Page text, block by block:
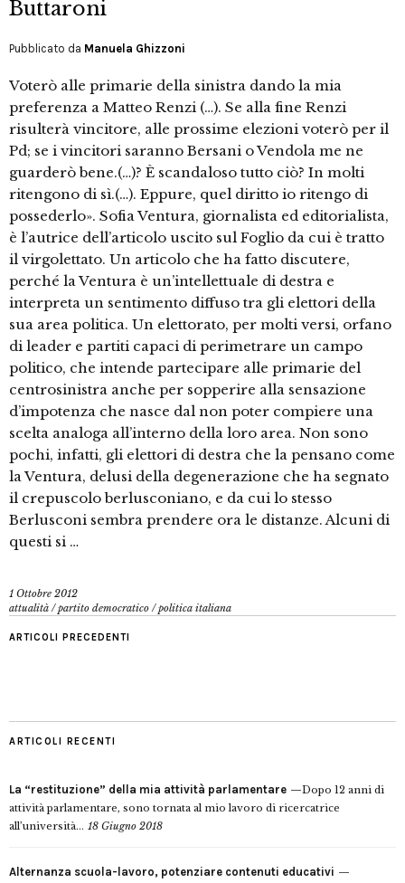
Buttaroni
Pubblicato da Manuela Ghizzoni
Voterò alle primarie della sinistra dando la mia
preferenza a Matteo Renzi (…). Se alla fine Renzi
risulterà vincitore, alle prossime elezioni voterò per il
Pd; se i vincitori saranno Bersani o Vendola me ne
guarderò bene.(…)? È scandaloso tutto ciò? In molti
ritengono di sì.(…). Eppure, quel diritto io ritengo di
possederlo». Sofia Ventura, giornalista ed editorialista,
è l’autrice dell’articolo uscito sul Foglio da cui è tratto
il virgolettato. Un articolo che ha fatto discutere,
perché la Ventura è un’intellettuale di destra e
interpreta un sentimento diffuso tra gli elettori della
sua area politica. Un elettorato, per molti versi, orfano
di leader e partiti capaci di perimetrare un campo
politico, che intende partecipare alle primarie del
centrosinistra anche per sopperire alla sensazione
d’impotenza che nasce dal non poter compiere una
scelta analoga all’interno della loro area. Non sono
pochi, infatti, gli elettori di destra che la pensano come
la Ventura, delusi della degenerazione che ha segnato
il crepuscolo berlusconiano, e da cui lo stesso
Berlusconi sembra prendere ora le distanze. Alcuni di
questi si …
1 Ottobre 2012
attualità /partito democratico /politica italiana
ARTICOLI PRECEDENTI
ARTICOLI RECENTI
La “restituzione” della mia attività parlamentare
Dopo 12 anni di
attività parlamentare, sono tornata al mio lavoro di ricercatrice
all’università... 18 Giugno 2018
Alternanza scuola-lavoro, potenziare contenuti educativi